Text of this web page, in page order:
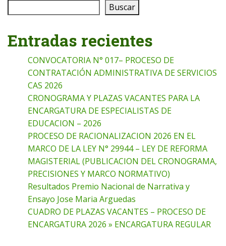
Buscar
Entradas recientes
CONVOCATORIA N° 017– PROCESO DE
CONTRATACIÓN ADMINISTRATIVA DE SERVICIOS
CAS 2026
CRONOGRAMA Y PLAZAS VACANTES PARA LA
ENCARGATURA DE ESPECIALISTAS DE
EDUCACION – 2026
PROCESO DE RACIONALIZACION 2026 EN EL
MARCO DE LA LEY N° 29944 – LEY DE REFORMA
MAGISTERIAL (PUBLICACION DEL CRONOGRAMA,
PRECISIONES Y MARCO NORMATIVO)
Resultados Premio Nacional de Narrativa y
Ensayo Jose Maria Arguedas
CUADRO DE PLAZAS VACANTES – PROCESO DE
ENCARGATURA 2026 » ENCARGATURA REGULAR